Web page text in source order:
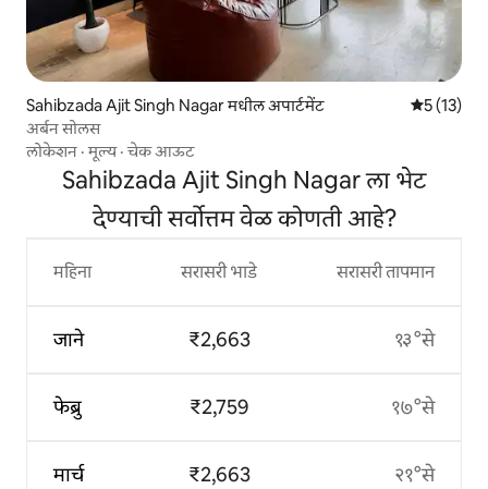
Sahibzada Ajit Singh Nagar मधील अपार्टमेंट 5 पैकी 5
5 (13)
अर्बन सोलस
लोकेशन ·मूल्य·चेक आऊट
Sahibzada Ajit Singh Nagar ला भेट
देण्याची सर्वोत्तम वेळ कोणती आहे?
महिना
जाने
फेब्रु
मार्च
सरासरी भाडे
₹2,663
₹2,759
₹2,663
सरासरी तापमान
१३°से
१७°से
२१°से